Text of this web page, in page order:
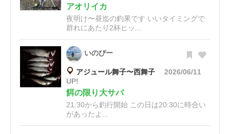
アオリイカ
夜明け〜昼迄の釣果です いいタイミングで
群れにあたり2杯ヒッ...
いのぴー
アジュール舞子〜西舞子
2026/06/11
UP!
餌の限り大サバ
21:30から釣行開始 この日は20:30に時合い
があったよ...